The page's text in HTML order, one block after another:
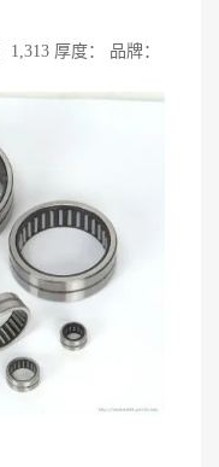
1,313 厚度： 品牌：